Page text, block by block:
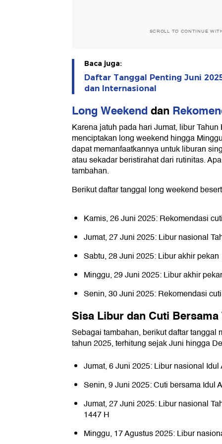
SCROLL TO CONTINUE
Baca juga:
Daftar Tanggal Penting Juni
dan Internasional
Long Weekenddan
Karena jatuh pada hari Jumat, libur
menciptakan long weekend hingga
dapat memanfaatkannya untuk liburan
atau sekadar beristirahat dari rutinitas.
tambahan.
Berikut daftar tanggal long weekend
Kamis, 26 Juni 2025: Rekomendasi
Jumat, 27 Juni 2025: Libur nasional
Sabtu, 28 Juni 2025: Libur akhir pekan
Minggu, 29 Juni 2025: Libur akhir
Senin, 30 Juni 2025: Rekomendasi cuti
Sisa Libur dan Cuti Bersama
Sebagai tambahan, berikut daftar tanggal
tahun 2025, terhitung sejak Juni hingga
Jumat, 6 Juni 2025: Libur nasional
Senin, 9 Juni 2025: Cuti bersama Idul
Jumat, 27 Juni 2025: Libur nasional
1447 H
Minggu, 17 Agustus 2025: Libur